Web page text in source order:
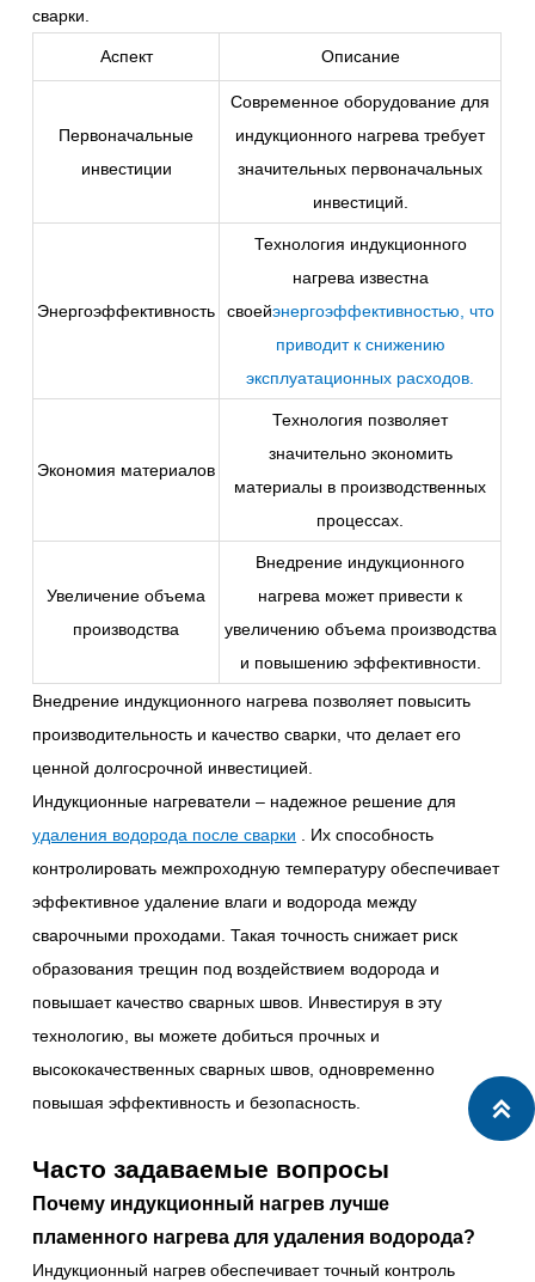
сварки.
Аспект Описание
Первоначальные
инвестиции
Современное оборудование для
индукционного нагрева требует
значительных первоначальных
инвестиций.
Энергоэффективность
Технология индукционного
нагрева известна
своейэнергоэффективностью, что
приводит к снижению
эксплуатационных расходов
Экономия материалов
Технология позволяет
значительно экономить
материалы в производственных
процессах.
Увеличение объема
производства
Внедрение индукционного
нагрева может привести к
увеличению объема производства
и повышению эффективности.
Внедрение индукционного нагрева позволяет повысить
производительность и качество сварки, что делает его
ценной долгосрочной инвестицией.
Индукционные нагреватели – надежное решение для
удаления водорода после сварки
. Их способность
контролировать межпроходную температуру обеспечивает
эффективное удаление влаги и водорода между
сварочными проходами. Такая точность снижает риск
образования трещин под воздействием водорода и
повышает качество сварных швов. Инвестируя в эту
технологию, вы можете добиться прочных и
высококачественных сварных швов, одновременно
повышая эффективность и безопасность.
Часто задаваемые вопросы
Почему индукционный нагрев лучше
пламенного нагрева для удаления водорода?
Индукционный нагрев обеспечивает точный контроль
